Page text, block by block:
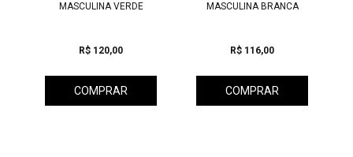
MASCULINA VERDE
R$ 120,00
COMPRAR
MASCULINA BRANCA
R$ 116,00
COMPRAR